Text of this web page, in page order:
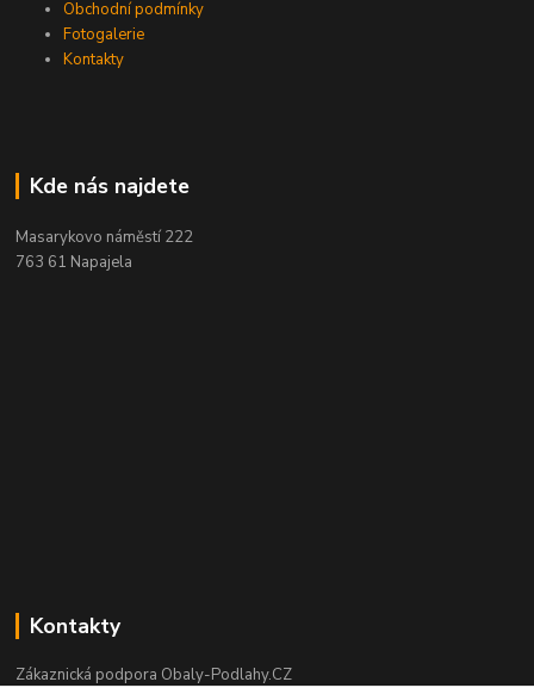
Obchodní podmínky
Fotogalerie
Kontakty
Kde nás najdete
Masarykovo náměstí 222
763 61 Napajela
Kontakty
Zákaznická podpora Obaly-Podlahy.CZ